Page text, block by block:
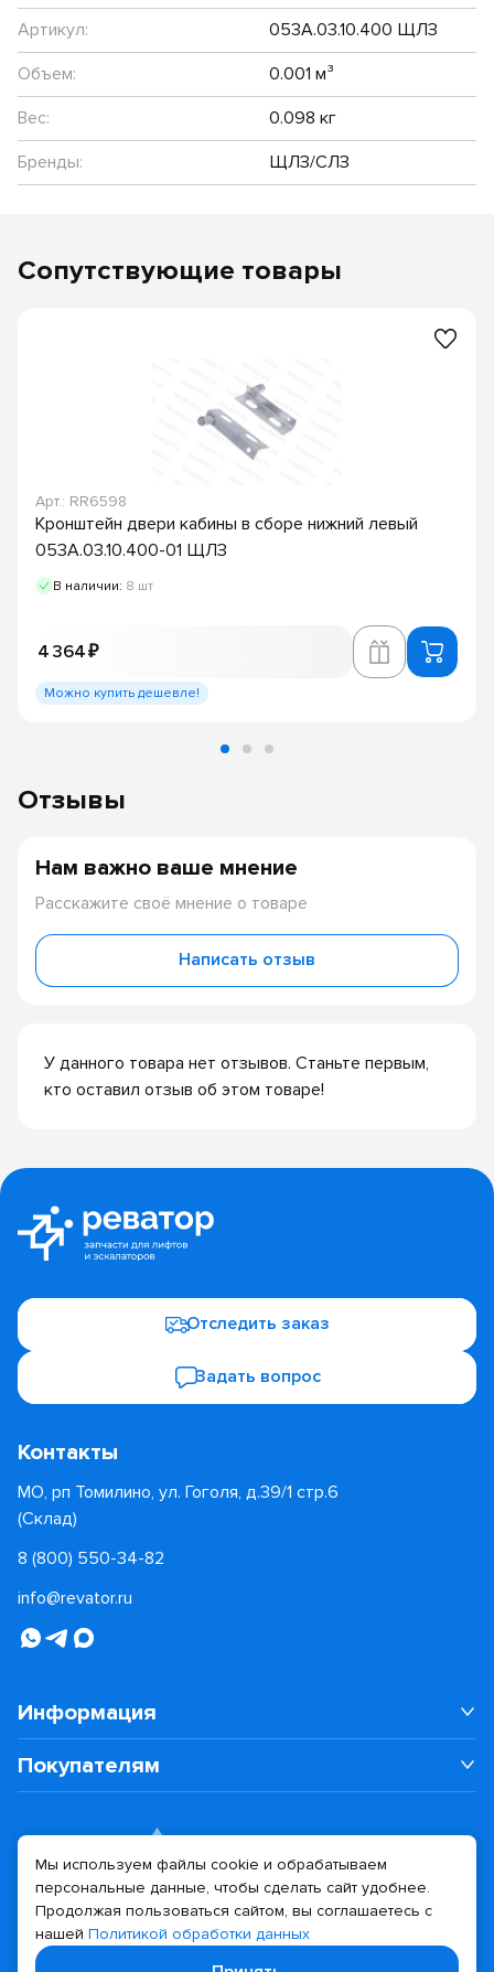
Артикул:
053А.03.10.400 ЩЛЗ
Объем:
0.001 м³
Вес:
0.098 кг
Бренды:
ЩЛЗ/СЛЗ
Сопутствующие товары
Арт.: RR6598
Кронштейн двери кабины в сборе нижний левый
053А.03.10.400-01 ЩЛЗ
В наличии: 8 шт
4 364 ₽
Можно купить дешевле!
Отзывы
У данного товара нет отзывов. Станьте первым,
кто оставил отзыв об этом товаре!
Нам важно ваше мнение
Расскажите своё мнение о товаре
Написать отзыв
Отследить заказ
Задать вопрос
Контакты
МО, рп Томилино, ул. Гоголя, д.39/1 стр.6
(Склад)
8 (800) 550-34-82
info@revator.ru
Информация
Покупателям
Дизайн сайта Разработка сайта
Мы используем файлы cookie и обрабатываем
персональные данные, чтобы сделать сайт удобнее.
Продолжая пользоваться сайтом, вы соглашаетесь с
нашей Политикой обработки данных